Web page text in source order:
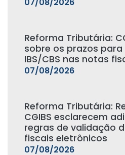
Reforma Tributária:
sobre os prazos
IBS/CBS nas notas
07/08/2026
Reforma Tributária:
CGIBS esclarecem
regras de validação
fiscais eletrônicos
07/08/2026